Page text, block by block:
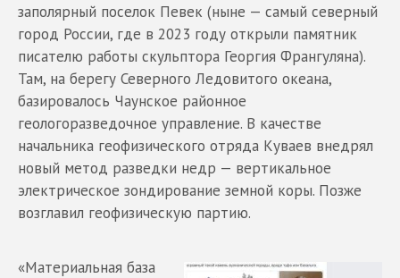
заполярный поселок Певек (ныне — самый северный
город России, где в 2023 году открыли памятник
писателю работы скульптора Георгия Франгуляна).
Там, на берегу Северного Ледовитого океана,
базировалось Чаунское районное
геологоразведочное управление. В качестве
начальника геофизического отряда Куваев внедрял
новый метод разведки недр — вертикальное
электрическое зондирование земной коры. Позже
возглавил геофизическую партию.
«Материальная база